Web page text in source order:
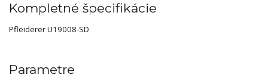
Kompletné špecifikácie
Pfleiderer U19008-SD
Parametre